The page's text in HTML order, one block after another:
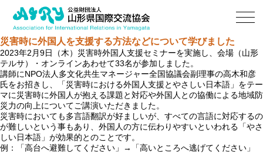
災害時に外国人を支援する方法などについて学びました
2023年2月9日（木）災害時外国人支援セミナーを実施し、会場（山形
テルサ）・オンラインあわせて33名が参加しました。
講師にNPO法人多文化共生マネージャー全国協議会副理事の高木和彦
氏をお招きし、「災害時における外国人支援とやさしい日本語」をテー
マに災害時に外国人が抱える課題と対応や外国人との協働による地域防
災力の向上についてご講演いただきました。
災害時においても多言語翻訳が好ましいが、すべての言語に対応するの
が難しいという事もあり、外国人の方に伝わりやすいといわれる「やさ
しい日本語」が効果的とのことです。
例：「高台へ避難してください」→「高いところへ逃げてください」